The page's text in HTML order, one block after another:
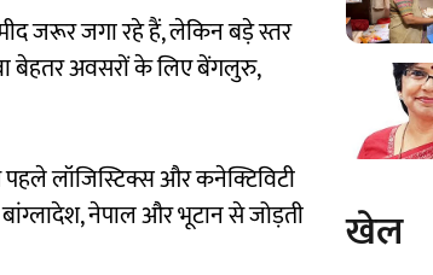
जरूर जगा रहे हैं, लेकिन बड़े स्तर
बेहतर अवसरों के लिए बेंगलुरु,
पहले लॉजिस्टिक्स और कनेक्टिविटी
नेपाल और भूटान से जोड़ती
खेल